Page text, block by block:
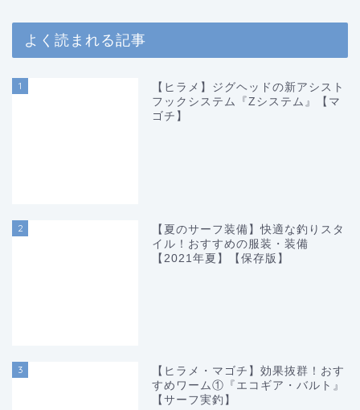
よく読まれる記事
1
【ヒラメ】ジグヘッドの新アシスト
フックシステム『Zシステム』【マ
ゴチ】
2
【夏のサーフ装備】快適な釣りスタ
イル！おすすめの服装・装備
【2021年夏】【保存版】
3
【ヒラメ・マゴチ】効果抜群！おす
すめワーム①『エコギア・バルト』
【サーフ実釣】